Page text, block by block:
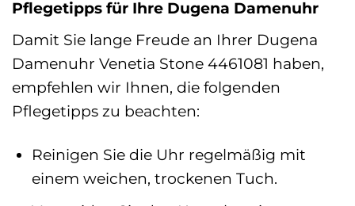
Pflegetipps für Ihre Dugena Damenuhr
Damit Sie lange Freude an Ihrer Dugena
Damenuhr Venetia Stone 4461081 haben,
empfehlen wir Ihnen, die folgenden
Pflegetipps zu beachten:
Reinigen Sie die Uhr regelmäßig mit
einem weichen, trockenen Tuch.